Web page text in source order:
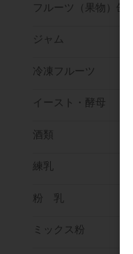
フルーツ（果物）缶詰
ジャム
冷凍フルーツ
イースト・酵母
酒類
練乳
粉 乳
ミックス粉